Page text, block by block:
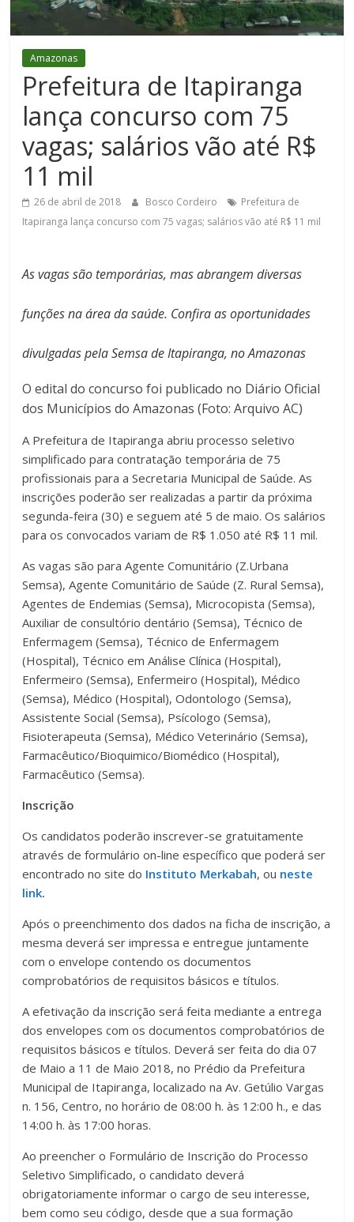
Figueiredo
Amazonas
Prefeitura de Itapiranga
lança concurso com 75
vagas; salários vão até R$
11 mil
26 de abril de 2018 Bosco Cordeiro
Prefeitura de
Itapiranga lança concurso com 75 vagas; salários vão até R$ 11 mil
As vagas são temporárias, mas abrangem diversas
funções na área da saúde. Confira as oportunidades
divulgadas pela Semsa de Itapiranga, no Amazonas
O edital do concurso foi publicado no Diário Oficial
dos Municípios do Amazonas (Foto: Arquivo AC)
A Prefeitura de Itapiranga abriu processo seletivo
simplificado para contratação temporária de 75
profissionais para a Secretaria Municipal de Saúde. As
inscrições poderão ser realizadas a partir da próxima
segunda-feira (30) e seguem até 5 de maio. Os salários
para os convocados variam de R$ 1.050 até R$ 11 mil.
As vagas são para Agente Comunitário (Z.Urbana
Semsa), Agente Comunitário de Saúde (Z. Rural Semsa),
Agentes de Endemias (Semsa), Microcopista (Semsa),
Auxiliar de consultório dentário (Semsa), Técnico de
Enfermagem (Semsa), Técnico de Enfermagem
(Hospital), Técnico em Análise Clínica (Hospital),
Enfermeiro (Semsa), Enfermeiro (Hospital), Médico
(Semsa), Médico (Hospital), Odontologo (Semsa),
Assistente Social (Semsa), Psícologo (Semsa),
Fisioterapeuta (Semsa), Médico Veterinário (Semsa),
Farmacêutico/Bioquimico/Biomédico (Hospital),
Farmacêutico (Semsa).
Inscrição
Os candidatos poderão inscrever-se gratuitamente
através de formulário on-line específico que poderá ser
encontrado no site do Instituto Merkabah, ou neste
link.
Após o preenchimento dos dados na ficha de inscrição, a
mesma deverá ser impressa e entregue juntamente
com o envelope contendo os documentos
comprobatórios de requisitos básicos e títulos.
A efetivação da inscrição será feita mediante a entrega
dos envelopes com os documentos comprobatórios de
requisitos básicos e títulos. Deverá ser feita do dia 07
de Maio a 11 de Maio 2018, no Prédio da Prefeitura
Municipal de Itapiranga, localizado na Av. Getúlio Vargas
n. 156, Centro, no horário de 08:00 h. às 12:00 h., e das
14:00 h. às 17:00 horas.
Ao preencher o Formulário de Inscrição do Processo
Seletivo Simplificado, o candidato deverá
obrigatoriamente informar o cargo de seu interesse,
bem como seu código, desde que a sua formação